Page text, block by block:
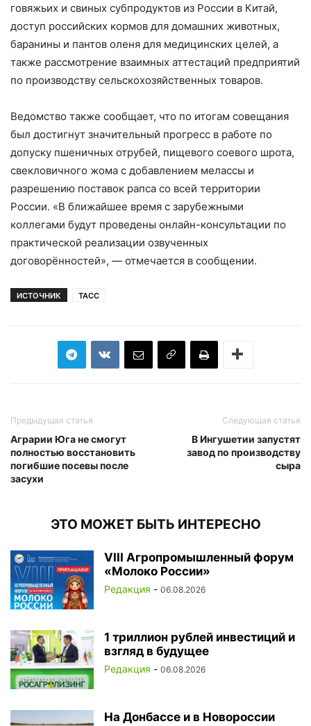
говяжьих и свиных субпродуктов из России в Китай,
доступ российских кормов для домашних животных,
баранины и пантов оленя для медицинских целей, а
также рассмотрение взаимных аттестаций предприятий
по производству сельскохозяйственных товаров.
Ведомство также сообщает, что по итогам совещания
был достигнут значительный прогресс в работе по
допуску пшеничных отрубей, пищевого соевого шрота,
свекловичного жома с добавлением мелассы и
разрешению поставок рапса со всей территории
России. «В ближайшее время с зарубежными
коллегами будут проведены онлайн-консультации по
практической реализации озвученных
договорённостей», — отмечается в сообщении.
ИСТОЧНИК ТАСС
Предыдущая статья
Аграрии Юга не смогут
полностью восстановить
погибшие посевы после
засухи
Следующая статья
В Ингушетии запустят
завод по производству
сыра
ЭТО МОЖЕТ БЫТЬ ИНТЕРЕСНО
VIII Агропромышленный форум
«Молоко России»
Редакция - 06.08.2026
1 триллион рублей инвестиций и
взгляд в будущее
Редакция - 06.08.2026
На Донбассе и в Новороссии